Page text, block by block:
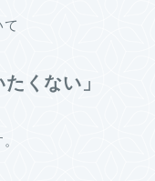
くない」